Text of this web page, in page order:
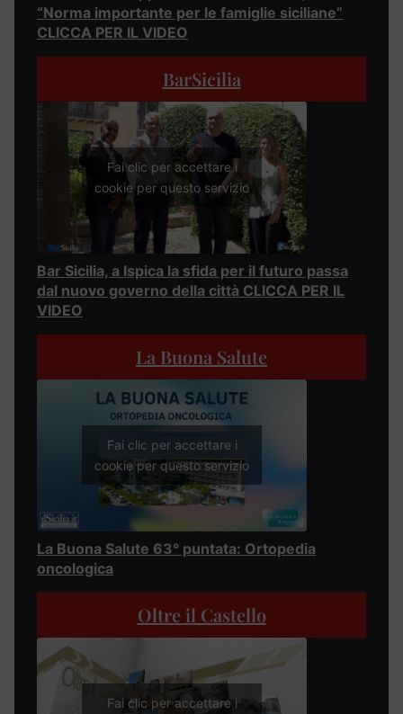
“Norma importante per le famiglie siciliane”
CLICCA PER IL VIDEO
BarSicilia
Fai clic per accettare i
cookie per questo servizio
Bar Sicilia, a Ispica la sfida per il futuro passa
dal nuovo governo della città CLICCA PER IL
VIDEO
La Buona Salute
Fai clic per accettare i
cookie per questo servizio
La Buona Salute 63° puntata: Ortopedia
oncologica
Oltre il Castello
Fai clic per accettare i